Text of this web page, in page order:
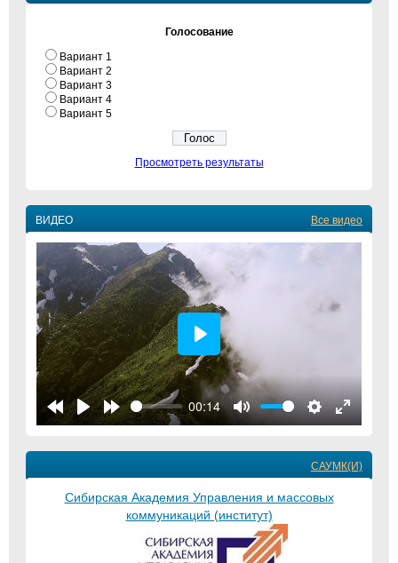
Голосование
Вариант 1
Вариант 2
Вариант 3
Вариант 4
Вариант 5
Просмотреть результаты
ВИДЕО Все видео
00:14
Play
САУМК(И)
Сибирская Академия Управления и массовых
коммуникаций (институт)